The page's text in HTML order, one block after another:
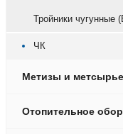
Тройники
ЧК
Метизы и метсырье
Отопительное